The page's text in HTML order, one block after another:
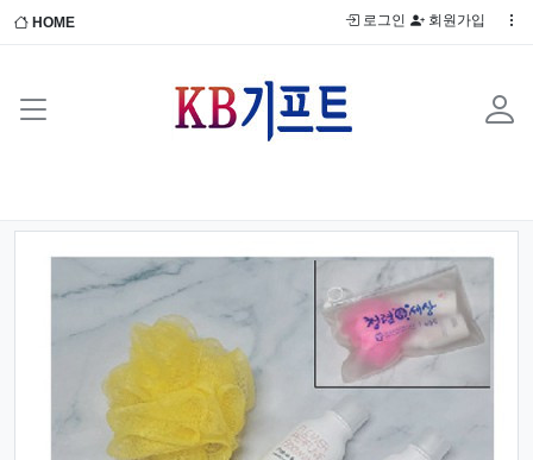
HOME 로그인 회원가입